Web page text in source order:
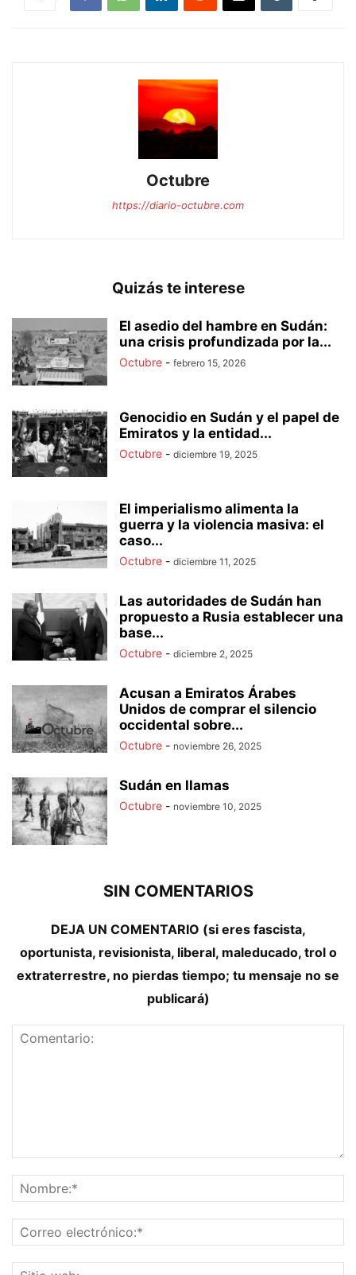
Octubre
https://diario-octubre.com
Quizás te interese
El asedio del hambre en Sudán:
una crisis profundizada por la...
Octubre - febrero 15, 2026
Genocidio en Sudán y el papel de
Emiratos y la entidad...
Octubre - diciembre 19, 2025
El imperialismo alimenta la
guerra y la violencia masiva: el
caso...
Octubre - diciembre 11, 2025
Las autoridades de Sudán han
propuesto a Rusia establecer una
base...
Octubre - diciembre 2, 2025
Acusan a Emiratos Árabes
Unidos de comprar el silencio
occidental sobre...
Octubre - noviembre 26, 2025
Sudán en llamas
Octubre - noviembre 10, 2025
SIN COMENTARIOS
DEJA UN COMENTARIO (si eres fascista,
oportunista, revisionista, liberal, maleducado, trol o
extraterrestre, no pierdas tiempo; tu mensaje no se
publicará)